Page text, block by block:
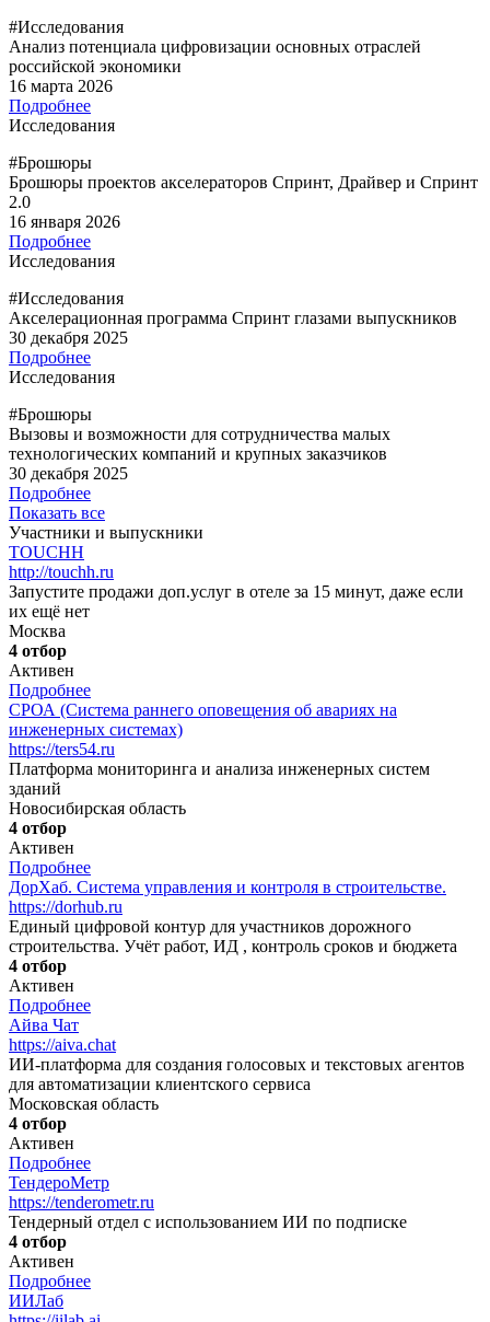
#Исследования
Анализ потенциала цифровизации основных отраслей
российской экономики
16 марта 2026
Подробнее
Исследования
#Брошюры
Брошюры проектов акселераторов Спринт, Драйвер и Спринт
2.0
16 января 2026
Подробнее
Исследования
#Исследования
Акселерационная программа Спринт глазами выпускников
30 декабря 2025
Подробнее
Исследования
#Брошюры
Вызовы и возможности для сотрудничества малых
технологических компаний и крупных заказчиков
30 декабря 2025
Подробнее
Показать все
Участники и выпускники
TOUCHH
http://touchh.ru
Запустите продажи доп.услуг в отеле за 15 минут, даже если
их ещё нет
Москва
4 отбор
Активен
Подробнее
СРОА (Система раннего оповещения об авариях на
инженерных системах)
https://ters54.ru
Платформа мониторинга и анализа инженерных систем
зданий
Новосибирская область
4 отбор
Активен
Подробнее
ДорХаб. Система управления и контроля в строительстве.
https://dorhub.ru
Единый цифровой контур для участников дорожного
строительства. Учёт работ, ИД , контроль сроков и бюджета
4 отбор
Активен
Подробнее
Айва Чат
https://aiva.chat
ИИ-платформа для создания голосовых и текстовых агентов
для автоматизации клиентского сервиса
Московская область
4 отбор
Активен
Подробнее
ТендероМетр
https://tenderometr.ru
Тендерный отдел с использованием ИИ по подписке
4 отбор
Активен
Подробнее
ИИЛаб